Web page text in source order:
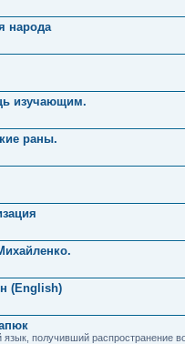
народа
изучающим.
раны.
(English)
получивший распространение